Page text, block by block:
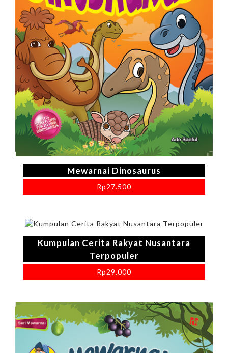
Mewarnai Dinosaurus
Rp27.500
Kumpulan Cerita Rakyat Nusantara
Terpopuler
Rp29.000